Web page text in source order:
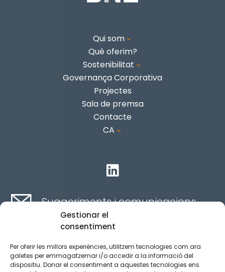
Gestionar el
consentiment
Per oferir les millors experiències, utilitzem tecnologies com ara
galetes per emmagatzemar i/o accedir a la informació del
dispositiu. Donar el consentiment a aquestes tecnologies ens
Qui som3
Què oferim?
Sostenibilitat 3
Governança Corporativa
Projectes
Sala de premsa
Contacte
CA 3

Suggeriments i comunicacions